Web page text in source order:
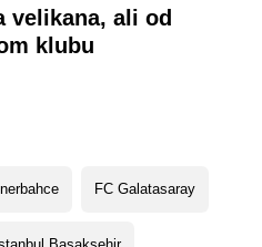
velikana, ali od
klubu
FC Galatasaray